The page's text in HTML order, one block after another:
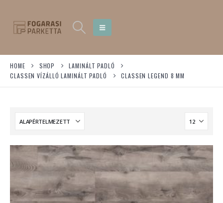
HOME SHOP
LAMINÁLT PADLÓ
CLASSEN VÍZÁLLÓ LAMINÁLT PADLÓ
CLASSEN LEGEND 8 MM